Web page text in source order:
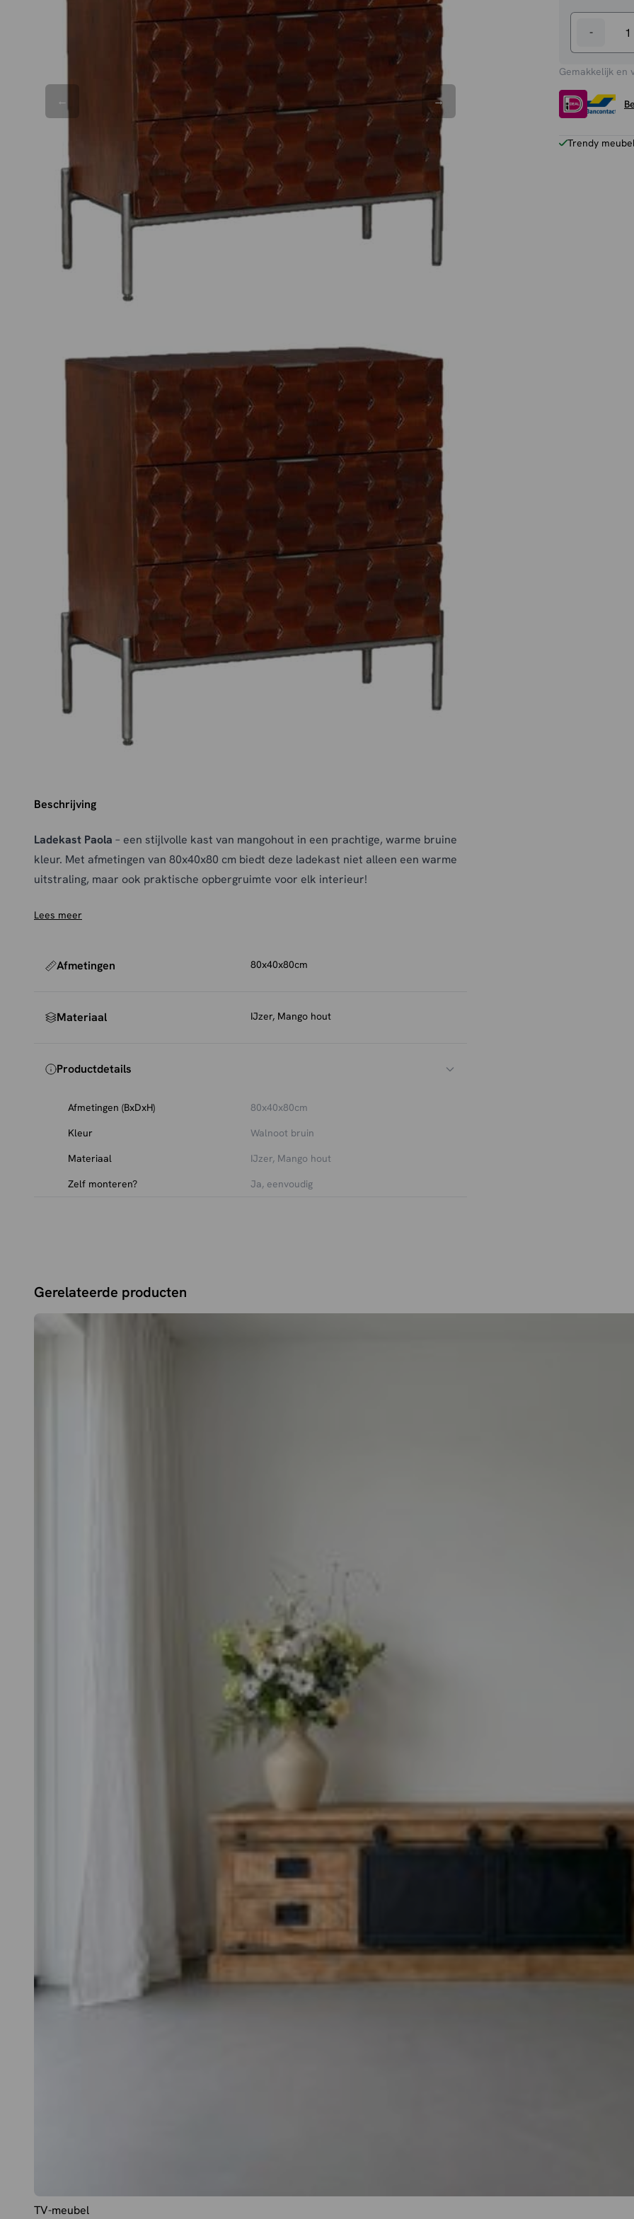
-
Paola
aantal
Gemakkelijk en
Trendy
Beschrijving
Ladekast Paola – een stijlvolle kast van mangohout in een prachtige, warme bruine
kleur. Met afmetingen van 80x40x80 cm biedt deze ladekast niet alleen een warme
uitstraling, maar ook praktische opbergruimte voor elk interieur!
Lees meer
Afmetingen 80x40x80cm
Materiaal IJzer, Mango hout
Productdetails
Afmetingen (BxDxH)
80x40x80cm
Kleur
Walnoot bruin
Materiaal
IJzer, Mango hout
Zelf monteren?
Ja, eenvoudig
Gerelateerde producten
TV-meubel